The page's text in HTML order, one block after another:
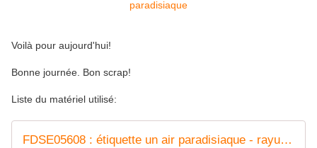
Voilà pour aujourd'hui!
Bonne journée. Bon scrap!
Liste du matériel utilisé:
FDSE05608 : étiquette un air paradisiaque - rayures Fée du Scrap